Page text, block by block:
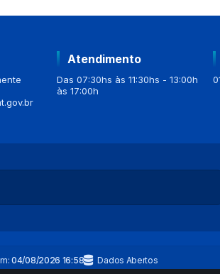
Atendimento
Das 07:30hs às 11:30hs - 13:00h
às 17:00h
04/08/2026 16:58 Dados Abertos